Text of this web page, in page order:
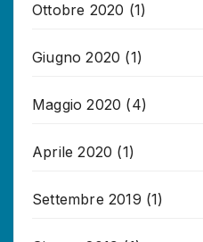
Ottobre 2020 (1)
Giugno 2020 (1)
Maggio 2020 (4)
Aprile 2020 (1)
Settembre 2019 (1)